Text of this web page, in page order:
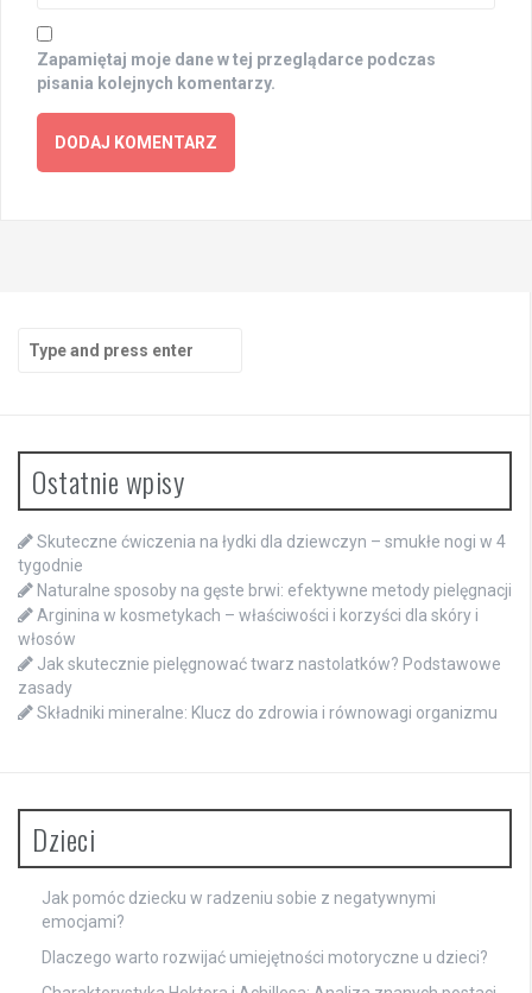
Zapamiętaj moje dane w tej przeglądarce podczas
pisania kolejnych komentarzy.
Search
for:
Ostatnie wpisy
Skuteczne ćwiczenia na łydki dla dziewczyn – smukłe nogi w 4
tygodnie
Naturalne sposoby na gęste brwi: efektywne metody pielęgnacji
Arginina w kosmetykach – właściwości i korzyści dla skóry i
włosów
Jak skutecznie pielęgnować twarz nastolatków? Podstawowe
zasady
Składniki mineralne: Klucz do zdrowia i równowagi organizmu
Dzieci
Jak pomóc dziecku w radzeniu sobie z negatywnymi
emocjami?
Dlaczego warto rozwijać umiejętności motoryczne u dzieci?